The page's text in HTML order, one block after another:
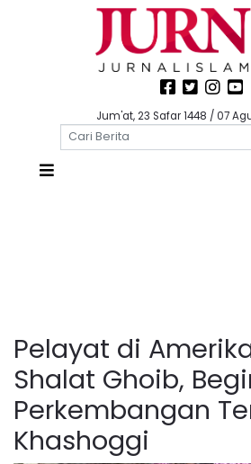
Jum'at, 23 Safar 1448 / 07
Pelayat di
Shalat Ghoib,
Perkembangan
Khashoggi